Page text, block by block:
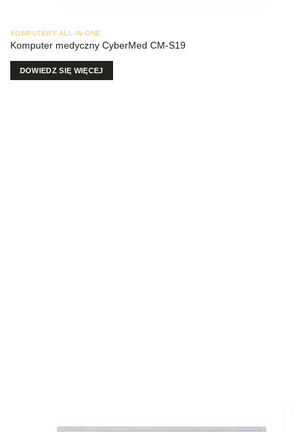
KOMPUTERY ALL-IN-ONE
Komputer medyczny CyberMed CM-S19
DOWIEDZ SIĘ WIĘCEJ